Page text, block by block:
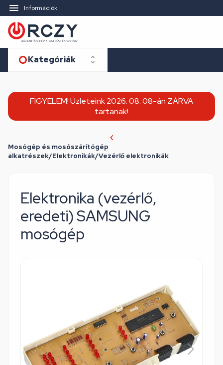
Információk
Kategóriák
FIGYELEM! Üzleteink 2026. 08. 08-án ZÁRVA
tartanak!
Mosógép és mosószárítógép
alkatrészek/Elektronikák/Vezérlő elektronikák
Elektronika (vezérlő,
eredeti) SAMSUNG
mosógép